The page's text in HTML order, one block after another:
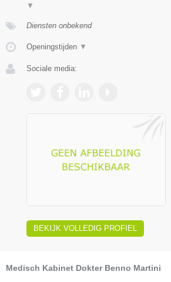
▼
Diensten onbekend
Openingstijden ▼
Sociale media:
BEKIJK VOLLEDIG PROFIEL
Medisch Kabinet Dokter Benno Martini